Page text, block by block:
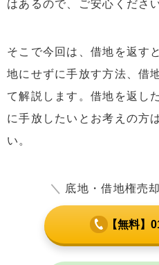
はあるので、ご安心ください
そこで今回は、借地を返す
地にせずに手放す方法、借
て解説します。借地を返し
に手放したいとお考えの方
い。
＼ 底地・借地権売
【無料】